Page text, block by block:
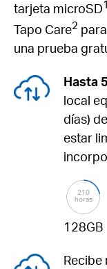
tarjeta microSD1
Tapo Care2
una prueba
Hasta
local
días)
estar
210
horas
128GB